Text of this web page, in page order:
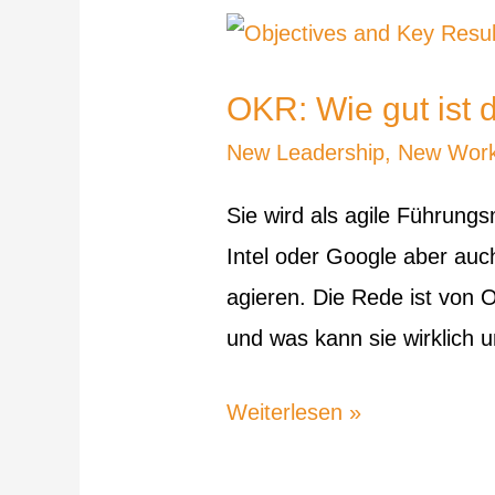
OKR: Wie gut ist
New Leadership, New
Sie wird als agile
Intel oder Google aber
agieren. Die Rede ist von
und was kann sie wirklich
OKR:
gut
ist
Führungsmethode
wirklich?
Weiterlesen »